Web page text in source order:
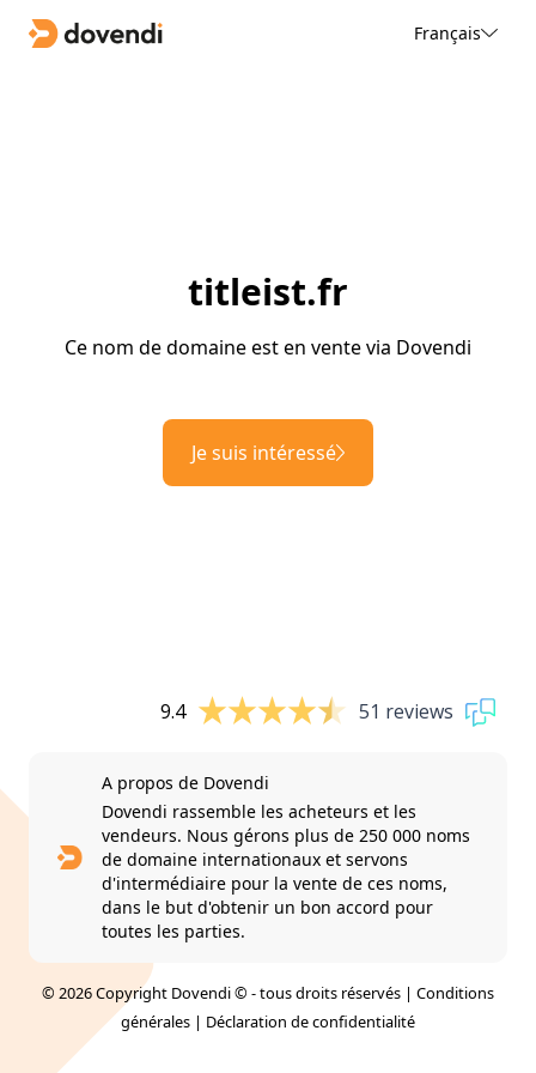
Français
titleist.fr
Ce nom de domaine est en vente via Dovendi
Je suis intéressé
9.4 51 reviews
A propos de Dovendi
Dovendi rassemble les acheteurs et les
vendeurs. Nous gérons plus de 250 000 noms
de domaine internationaux et servons
d'intermédiaire pour la vente de ces noms,
dans le but d'obtenir un bon accord pour
toutes les parties.
© 2026 Copyright Dovendi © - tous droits réservés | Conditions
générales | Déclaration de confidentialité